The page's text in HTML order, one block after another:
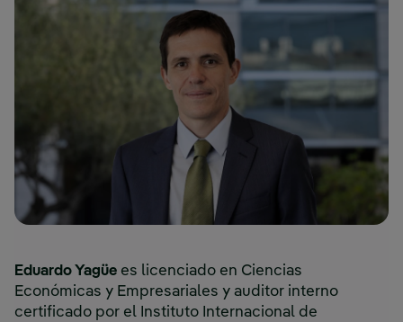
Eduardo Yagüe es licenciado en Ciencias
Económicas y Empresariales y auditor interno
certificado por el Instituto Internacional de